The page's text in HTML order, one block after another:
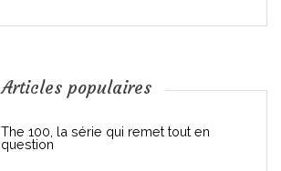
Articles populaires
The 100, la série qui remet tout en
question